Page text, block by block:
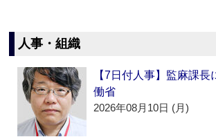
人事・組織
【7日付人事】監麻課
働省
2026年08月10日 (月)